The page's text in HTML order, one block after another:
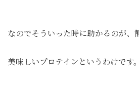
なのでそういった時に助かるのが、
美味しいプロテインというわけです。